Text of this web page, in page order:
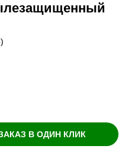
В ОДИН КЛИК